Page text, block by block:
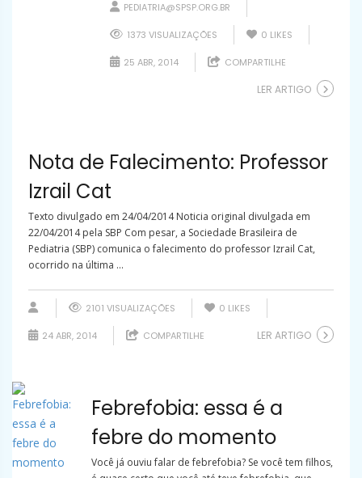
PEDIATRIA@SPSP.ORG.BR
1373 VISUALIZAÇÕES 0 LIKES
25 ABR, 2014 COMPARTILHE
LER ARTIGO
Nota de Falecimento: Professor
Izrail Cat
Texto divulgado em 24/04/2014 Noticia original divulgada em
22/04/2014 pela SBP Com pesar, a Sociedade Brasileira de
Pediatria (SBP) comunica o falecimento do professor Izrail Cat,
ocorrido na última ...
2101 VISUALIZAÇÕES 0 LIKES
24 ABR, 2014 COMPARTILHE LER ARTIGO
Febrefobia: essa é a
febre do momento
Você já ouviu falar de febrefobia? Se você tem filhos,